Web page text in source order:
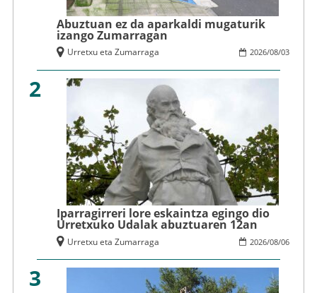
Abuztuan ez da aparkaldi mugaturik
izango Zumarragan
2026/08/03
Urretxu eta Zumarraga
2
Iparragirreri lore eskaintza egingo dio
Urretxuko Udalak abuztuaren 12an
2026/08/06
Urretxu eta Zumarraga
3